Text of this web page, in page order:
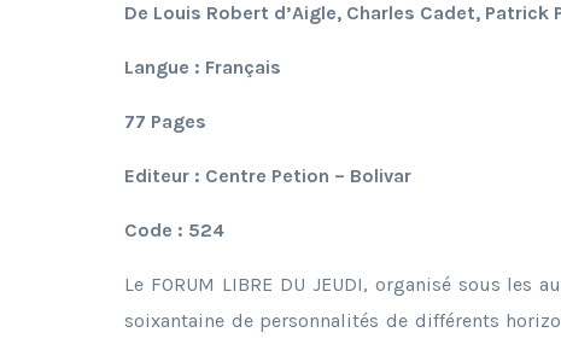
De Louis Robert d’Aigle, Charles Cadet,
Langue : Français
77 Pages
Editeur : Centre Petion – Bolivar
Code : 524
Le FORUM LIBRE DU JEUDI, organisé sous
soixantaine de personnalités de différents